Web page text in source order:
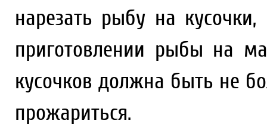
нарезать рыбу на
приготовлении рыбы на
кусочков должна быть не
прожариться.